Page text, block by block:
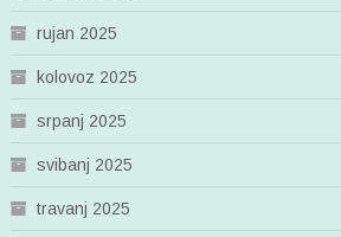
rujan 2025
kolovoz 2025
srpanj 2025
svibanj 2025
travanj 2025